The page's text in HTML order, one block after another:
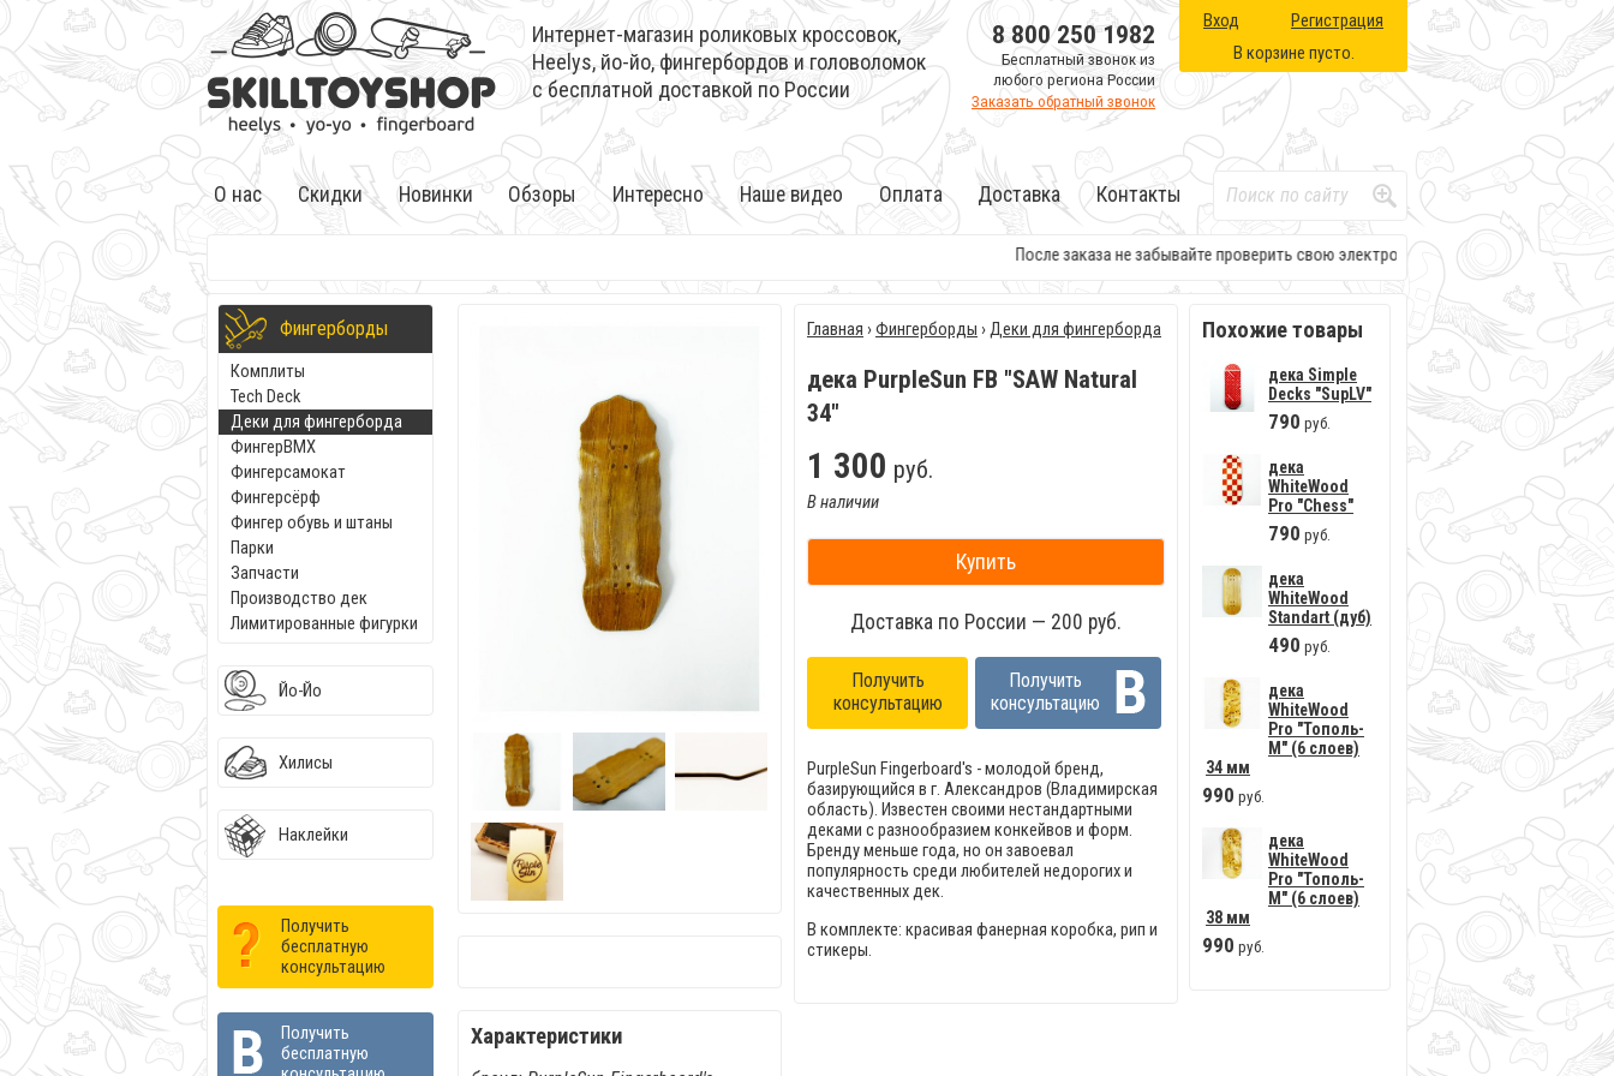
Интернет-магазин роликовых кроссовок,
Heelys, йо-йо, фингербордов и головоломок
с бесплатной доставкой по России
Вход
Регистрация
В корзине пусто.
8 800 250 1982
Бесплатный звонок из
любого региона России
Заказать обратный звонок
О нас Скидки Новинки Обзоры Интересно Наше видео Оплата Доставка Контакты
После заказа не забывайте проверить свою электронную почту. Там будет вся
Фингерборды
Комплиты
Tech Deck
Деки для фингерборда
ФингерBMX
Фингерсамокат
Фингерсёрф
Фингер обувь и штаны
Парки
Запчасти
Производство дек
Лимитированные фигурки
Йо-Йо
Хилисы
Наклейки
Получить
бесплатную
консультацию
Получить
бесплатную
Характеристики
Похожие товары
дека Simple
Decks "SupLV"
790 руб.
дека
WhiteWood
Pro "Сhess"
790 руб.
дека
WhiteWood
Standart (дуб)
490 руб.
дека
WhiteWood
Pro "Тополь-
М" (6 слоев)
34 мм
990 руб.
дека
WhiteWood
Pro "Тополь-
М" (6 слоев)
38 мм
990 руб.
Главная ›Фингерборды ›Деки для фингерборда
дека PurpleSun FB "SAW Natural
34"
1 300 руб.
В наличии
Купить
Доставка по России — 200 руб.
Получить
консультацию
Получить
консультацию
PurpleSun Fingerboard's - молодой бренд,
базирующийся в г. Александров (Владимирская
область). Известен своими нестандартными
деками с разнообразием конкейвов и форм.
Бренду меньше года, но он завоевал
популярность среди любителей недорогих и
качественных дек.
В комплекте: красивая фанерная коробка, рип и
стикеры.